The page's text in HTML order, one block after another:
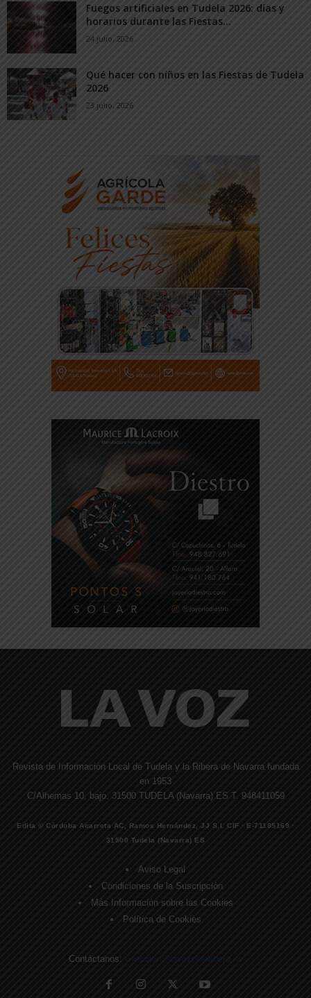
Fuegos artificiales en Tudela 2026: días y
horarios durante las Fiestas...
24 julio, 2026
Qué hacer con niños en las Fiestas de Tudela
2026
23 julio, 2026
Revista de Información Local de Tudela y la Ribera de Navarra fundada
en 1953
C/Alhemas 10, bajo. 31500 TUDELA (Navarra) ES T. 948411059
Edita © Córdoba Acarreta AC, Ramos Hernández, JJ S.I. CIF · E-71185169 ·
31500 Tudela (Navarra) ES
Aviso Legal
Condiciones de la Suscripción
Más Información sobre las Cookies
Política de Cookies
Contáctanos: direccion@lavozdelaribera.es